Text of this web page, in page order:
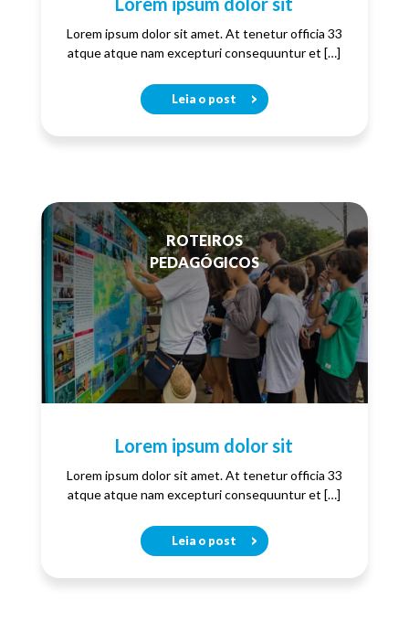
Lorem ipsum dolor sit amet. At tenetur officia 33
atque atque nam excepturi consequuntur et […]
Leia o post
ROTEIROS
PEDAGÓGICOS
Lorem ipsum dolor sit
Lorem ipsum dolor sit amet. At tenetur officia 33
atque atque nam excepturi consequuntur et […]
Leia o post